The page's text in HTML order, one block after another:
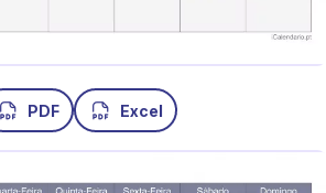
PDF Excel